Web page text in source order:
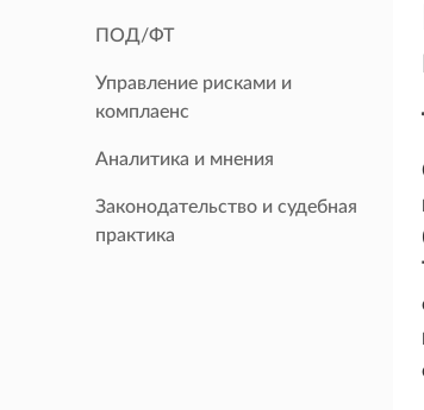
ПОД/ФТ
Управление рисками и
комплаенс
Аналитика и мнения
Законодательство и судебная
практика